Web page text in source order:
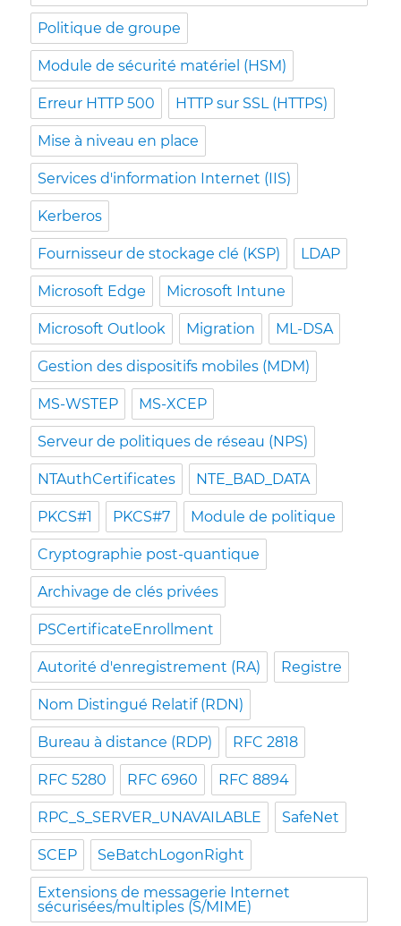
Politique de groupe
Module de sécurité matériel (HSM)
Erreur HTTP 500 HTTP sur SSL (HTTPS)
Mise à niveau en place
Services d'information Internet (IIS)
Kerberos
Fournisseur de stockage clé (KSP) LDAP
Microsoft Edge Microsoft Intune
Microsoft Outlook Migration ML-DSA
Gestion des dispositifs mobiles (MDM)
MS-WSTEP MS-XCEP
Serveur de politiques de réseau (NPS)
NTAuthCertificates NTE_BAD_DATA
PKCS#1 PKCS#7 Module de politique
Cryptographie post-quantique
Archivage de clés privées
PSCertificateEnrollment
Autorité d'enregistrement (RA) Registre
Nom Distingué Relatif (RDN)
Bureau à distance (RDP) RFC 2818
RFC 5280 RFC 6960 RFC 8894
RPC_S_SERVER_UNAVAILABLE SafeNet
SCEP SeBatchLogonRight
Extensions de messagerie Internet
sécurisées/multiples (S/MIME)